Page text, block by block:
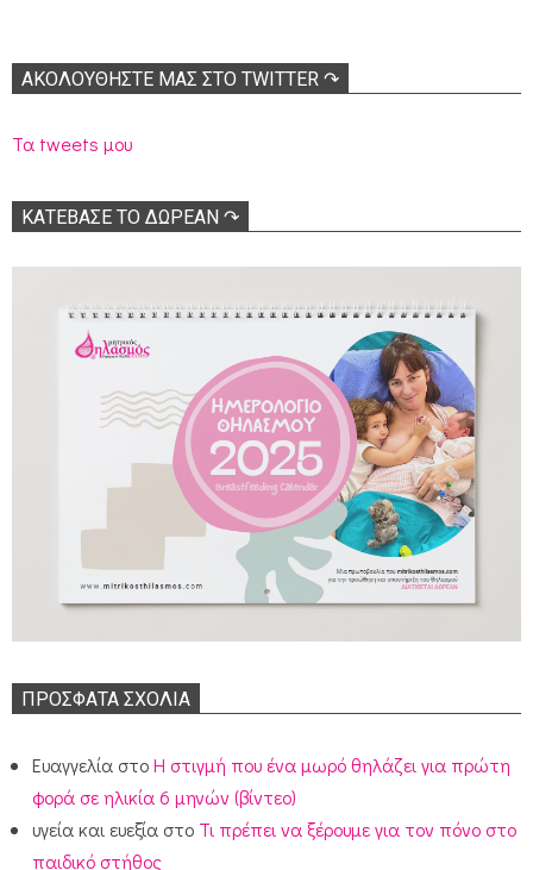
ΑΚΟΛΟΥΘΉΣΤΕ ΜΑΣ ΣΤΟ TWITTER ↷
Τα tweets μου
ΚΑΤΕΒΑΣΕ ΤΟ ΔΩΡΕΑΝ ↷
ΠΡΌΣΦΑΤΑ ΣΧΌΛΙΑ
Ευαγγελία στοΗ στιγμή που ένα μωρό θηλάζει για πρώτη
φορά σε ηλικία 6 μηνών (βίντεο)
υγεία και ευεξία στο Τι πρέπει να ξέρουμε για τον πόνο στο
παιδικό στήθος